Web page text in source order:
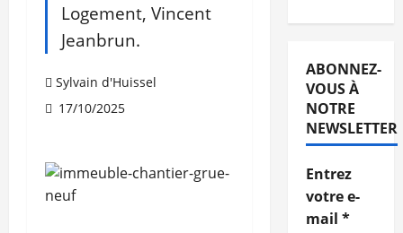
Logement, Vincent
Jeanbrun.
Sylvain d'Huissel
17/10/2025
ABONNEZ-
VOUS À
NOTRE
NEWSLETTER
Entrez
votre e-
mail *